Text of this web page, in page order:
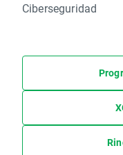
Ciberseguridad